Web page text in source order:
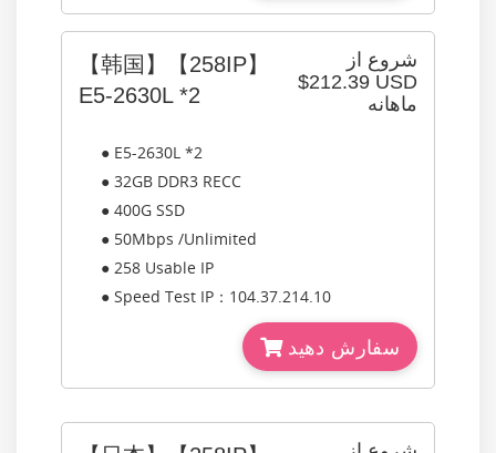
شروع از
$212.39 USD
ماهانه
【韩国】【258IP】
E5-2630L *2
● E5-2630L *2
● 32GB DDR3 RECC
● 400G SSD
● 50Mbps /Unlimited
● 258 Usable IP
● Speed Test IP：104.37.214.10
سفارش دهید